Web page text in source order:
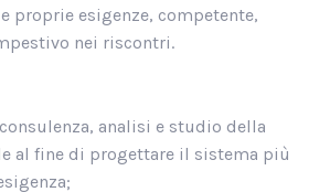
proprie esigenze, competente,
nei riscontri.
analisi e studio della
al fine di progettare il sistema più